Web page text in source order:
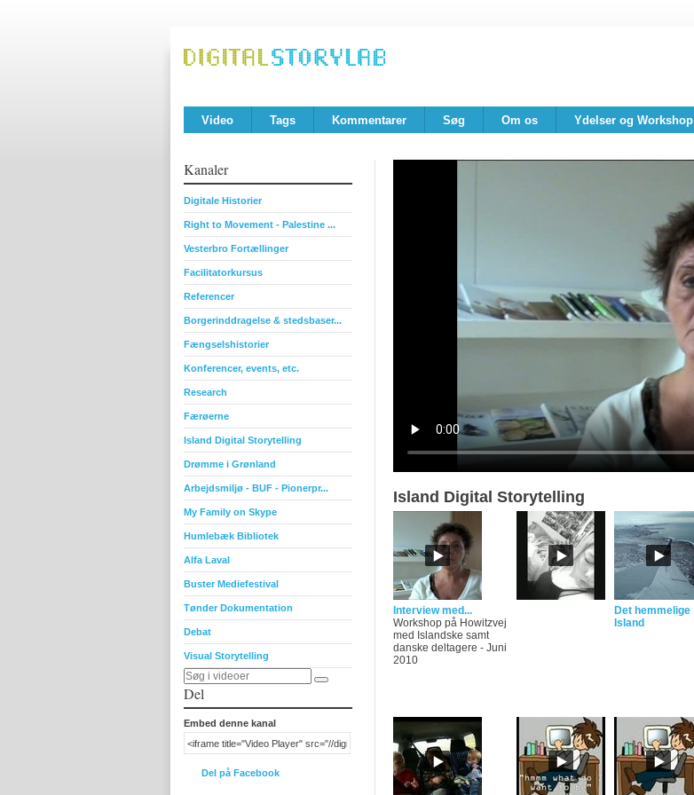
Video Tags Kommentarer Søg Om os Ydelser og Workshop
Kanaler
Digitale Historier
Right to Movement - Palestine ...
Vesterbro Fortællinger
Facilitatorkursus
Referencer
Borgerinddragelse & stedsbaser...
Fængselshistorier
Konferencer, events, etc.
Research
Færøerne
Island Digital Storytelling
Drømme i Grønland
Arbejdsmiljø - BUF - Pionerpr...
My Family on Skype
Humlebæk Bibliotek
Alfa Laval
Buster Mediefestival
Tønder Dokumentation
Debat
Visual Storytelling
Del
Embed denne kanal
Del på Facebook
Island Digital Storytelling
Interview med...
Workshop på Howitzvej
med Islandske samt
danske deltagere - Juni
2010
Det hemmelige
Island